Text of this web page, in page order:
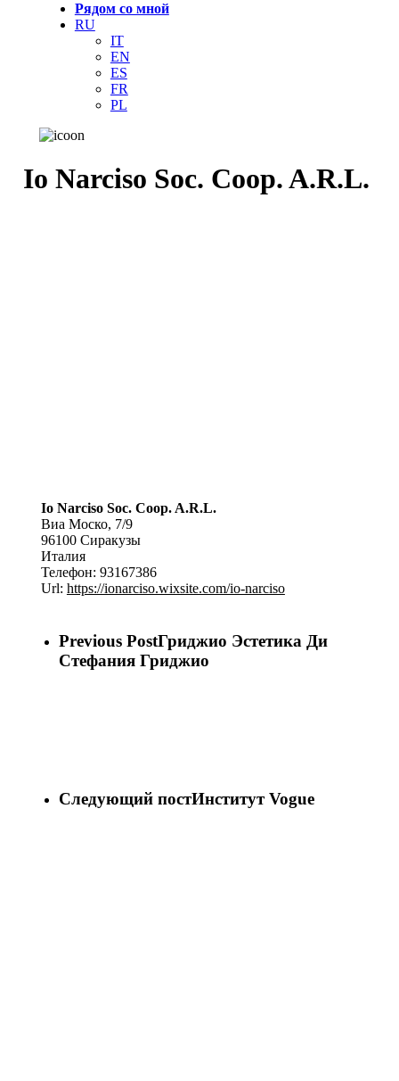
Рядом со мной
RU
IT
EN
ES
FR
PL
Io Narciso Soc. Coop. A.R.L.
Io Narciso Soc. Coop. A.R.L.
Виа Моско, 7/9
96100 Сиракузы
Италия
Телефон: 93167386
Url: https://ionarciso.wixsite.com/io-narciso
Previous PostГриджио Эстетика Ди
Стефания Гриджио
Следующий постИнститут Vogue